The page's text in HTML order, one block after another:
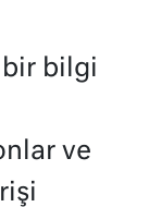
bilgi
ve